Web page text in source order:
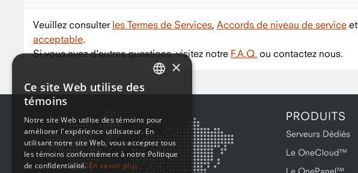
Veuillez consulter les Termes de Services, Accords de niveau de service et
acceptable.
Si vous avez d'autres questions, visitez notre F.A.Q. ou contactez nous.
PRODUITS
Serveurs Dédiés
Le OneCloud™
×
Ce site Web utilise des
témoins
Notre site Web utilise des témoins pour
améliorer l'expérience utilisateur. En
utilisant notre site Web, vous acceptez tous
les témoins conformément à notre Politique
de confidentialité. En savoir plus